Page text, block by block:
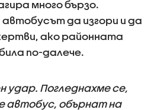
много бързо.
да изгори и да
ако районната
по-далече.
удар. Погледнахме се,
автобус, обърнат на